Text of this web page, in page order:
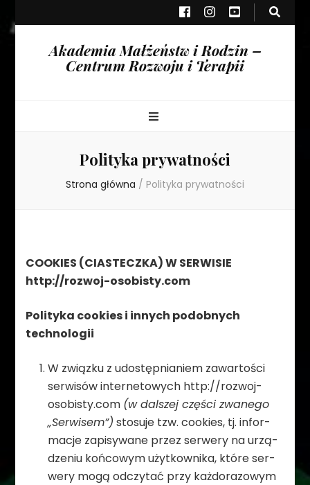
Akademia Małżeństw i Rodzin –
Centrum Rozwoju i Terapii
Polityka prywatności
Strona główna / Polityka prywatności
COOKIES (CIASTECZKA) W SERWISIE
http://rozwoj-osobisty.com
Poli­tyka cookies i innych podob­nych
technologii
W związku z udo­stęp­nia­niem zawar­to­ści
ser­wi­sów inter­ne­to­wych http://​rozwoj-
osobisty.com (w dal­szej czę­ści zwa­nego
„Ser­wi­sem”) sto­suje tzw. cookies, tj. infor­
ma­cje zapi­sy­wane przez ser­wery na urzą­
dze­niu koń­co­wym użyt­kow­nika, które ser­
wery mogą odczy­tać przy każ­do­ra­zo­wym